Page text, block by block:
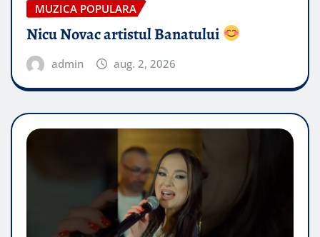
MUZICA POPULARA
Nicu Novac artistul Banatului
admin aug. 2, 2026